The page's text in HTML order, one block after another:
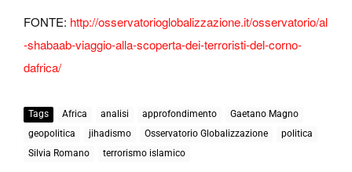
FONTE: http://osservatorioglobalizzazione.it/osservatorio/al
-shabaab-viaggio-alla-scoperta-dei-terroristi-del-corno-
dafrica/
Tags Africa analisi approfondimento
Gaetano Magno
geopolitica
jihadismo Osservatorio Globalizzazione
politica
Silvia Romano
terrorismo islamico